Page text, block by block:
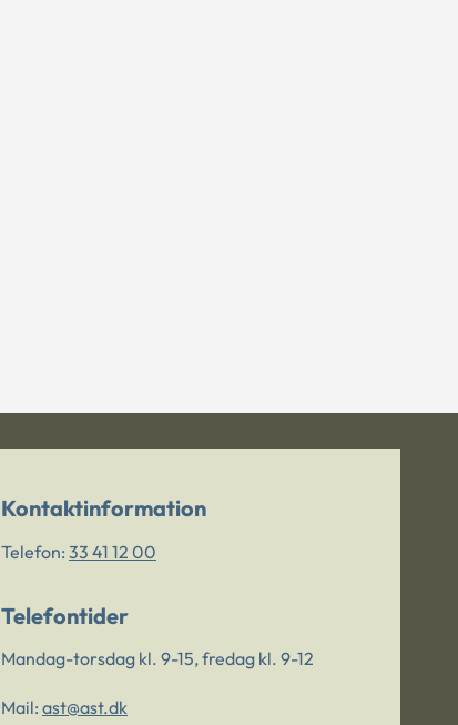
Kontaktinformation
Telefon: 33 41 12 00
Telefontider
Mandag-torsdag kl. 9-15, fredag kl. 9-12
Mail: ast@ast.dk